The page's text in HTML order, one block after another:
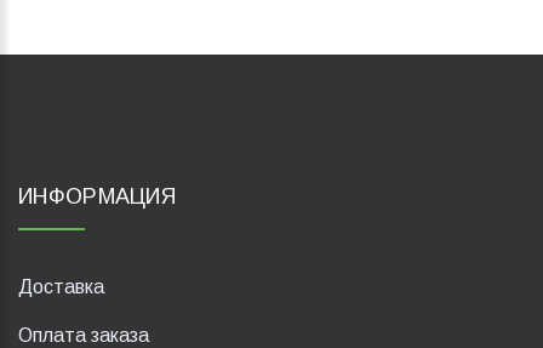
ИНФОРМАЦИЯ
Доставка
Оплата заказа